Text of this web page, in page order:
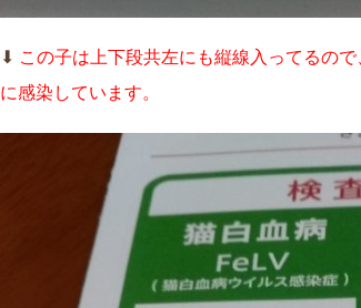
⬇︎ この子は上下段共左にも縦線入ってるの
に感染しています。